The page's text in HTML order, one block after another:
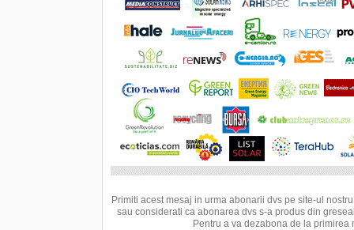
Primiti acest mesaj in urma abonarii dvs pe site-ul
sau considerati ca abonarea dvs s-a produs din
Pentru a va dezabona de la